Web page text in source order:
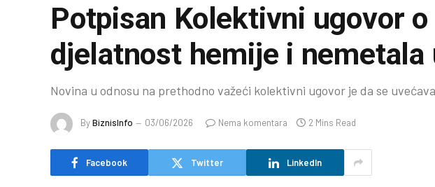
Potpisan Kolektivni ugovor
djelatnost hemije i nemetala
Novina u odnosu na prethodno važeći kolektivni ugovor je da se
ByBiznisInfo 03/06/2026 Nema komentara 2 Mins Read
Facebook Twitter LinkedIn